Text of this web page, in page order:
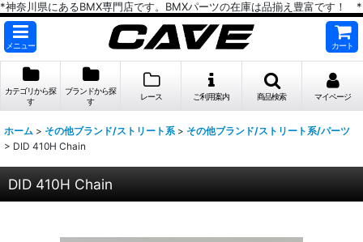
*神奈川県にあるBMX専門店です。BMXパーツの在庫は品揃え豊富です！ *
メニュー カート
カテゴリから探
す
ブランドから探
す
レース ご利用案内 商品検索 マイページ
ホーム > その他ブランド/ストリート系 > その他ブランド/ストリート系/パーツ
> DID 410H Chain
DID 410H Chain